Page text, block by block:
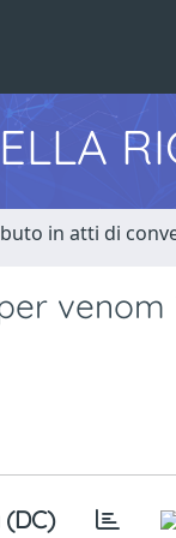
in atti di
venom